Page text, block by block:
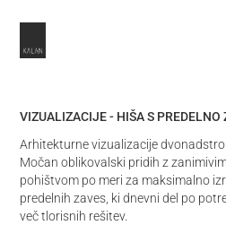
VIZUALIZACIJE - HIŠA S
Arhitekturne vizualizacije
Močan oblikovalski pridih z
pohištvom po meri za maksimalno
predelnih zaves, ki dnevni del po
več tlorisnih rešitev.